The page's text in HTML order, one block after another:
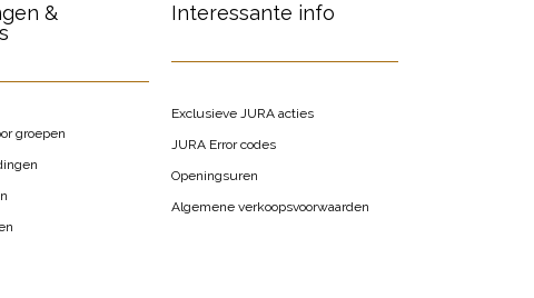
&
groepen
Interessante info
Exclusieve JURA acties
JURA Error codes
Openingsuren
Algemene verkoopsvoorwaarden